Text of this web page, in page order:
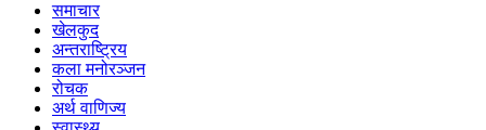
समाचार
खेलकुद
अन्तराष्ट्रिय
कला मनोरञ्जन
रोचक
अर्थ वाणिज्य